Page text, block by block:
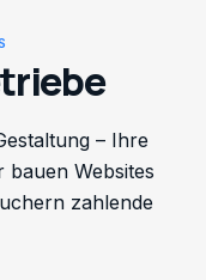
– Ihre
bauen Websites
zahlende